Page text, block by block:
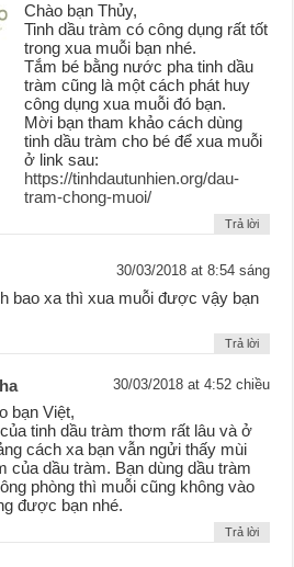
Chào bạn Thủy,
Tinh dầu tràm có công dụng rất tốt
trong xua muỗi bạn nhé.
Tắm bé bằng nước pha tinh dầu
tràm cũng là một cách phát huy
công dụng xua muỗi đó bạn.
Mời bạn tham khảo cách dùng
tinh dầu tràm cho bé để xua muỗi
ở link sau:
https://tinhdautunhien.org/dau-
tram-chong-muoi/
Trả lời
30/03/2018 at 8:54 sáng
bao xa thì xua muỗi được vậy bạn
Trả lời
30/03/2018 at 4:52 chiều
bạn Việt,
tinh dầu tràm thơm rất lâu và ở
cách xa bạn vẫn ngửi thấy mùi
của dầu tràm. Bạn dùng dầu tràm
phòng thì muỗi cũng không vào
được bạn nhé.
Trả lời